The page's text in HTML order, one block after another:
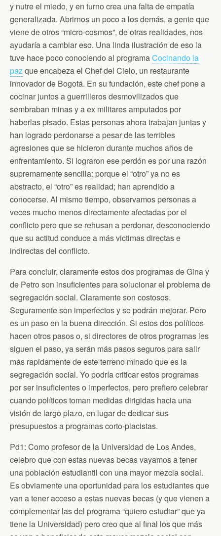
y nutre el miedo, y en turno crea una falta de empatía
generalizada. Abrirnos un poco a los demás, a gente que
viene de otros “micro-cosmos”, de otras realidades, nos
ayudaría a cambiar eso. Una linda ilustración de eso la
tuve hace poco conociendo al programaCocinando la
pazque encabeza el Chef del Cielo, un restaurante
innovador de Bogotá. En su fundación, este chef pone a
cocinar juntos a guerrilleros desmovilizados que
sembraban minas y a ex militares amputados por
haberlas pisado. Estas personas ahora trabajan juntas y
han logrado perdonarse a pesar de las terribles
agresiones que se hicieron durante muchos años de
enfrentamiento. Si lograron ese perdón es por una razón
supremamente sencilla: porque el “otro” ya no es
abstracto, el “otro” es realidad; han aprendido a
conocerse. Al mismo tiempo, observamos personas a
veces mucho menos directamente afectadas por el
conflicto pero que se rehusan a perdonar, desconociendo
que su actitud conduce a más victimas directas e
indirectas del conflicto.
Para concluir, claramente estos dos programas de Gina y
de Petro son insuficientes para solucionar el problema de
segregación social. Claramente son costosos.
Seguramente son imperfectos y se podrán mejorar. Pero
es un paso en la buena dirección. Si estos dos políticos
hacen otros pasos o, si directores de otros programas les
siguen el paso, ya serán más pasos seguros para salir
más rapidamente de este terreno minado que es la
segregación social. Yo podría criticar estos programas
por ser insuficientes o imperfectos, pero prefiero celebrar
cuando políticos toman medidas dirigidas hacia una
visión de largo plazo, en lugar de dedicar sus
presupuestos a programas corto-placistas.
Pd1: Como profesor de la Universidad de Los Andes,
celebro que con estas nuevas becas vayamos a tener
una población estudiantil con una mayor mezcla social.
Es obviamente una oportunidad para los estudiantes que
van a tener acceso a estas nuevas becas (y que vienen a
complementar las del programa “quiero estudiar” que ya
tiene la Universidad) pero creo que al final los que más